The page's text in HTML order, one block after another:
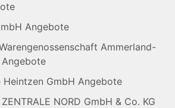
Angebote
Ammerland-
Angebote
Heintzen GmbH Angebote
NORD GmbH & Co. KG